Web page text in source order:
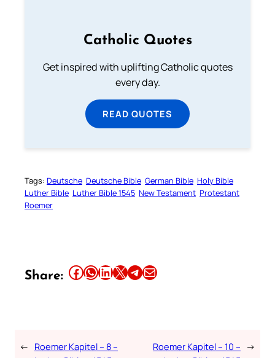
Catholic Quotes
Get inspired with uplifting Catholic quotes
every day.
READ QUOTES
Tags: Deutsche Deutsche Bible German Bible Holy Bible
Luther Bible Luther Bible 1545 New Testament Protestant
Roemer
Share: Share this article on Facebook Share this article on WhatsApp Share this article on LinkedIn Share this article on X Share this article on TelegramEmail this Article
← Roemer Kapitel – 8 –
Roemer Kapitel – 10 – →